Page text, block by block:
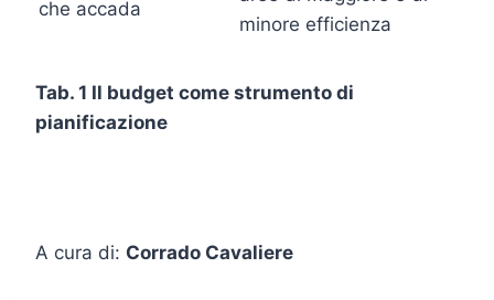
che accada
minore efficienza
Tab. 1 Il budget come strumento di
pianificazione
A cura di: Corrado Cavaliere